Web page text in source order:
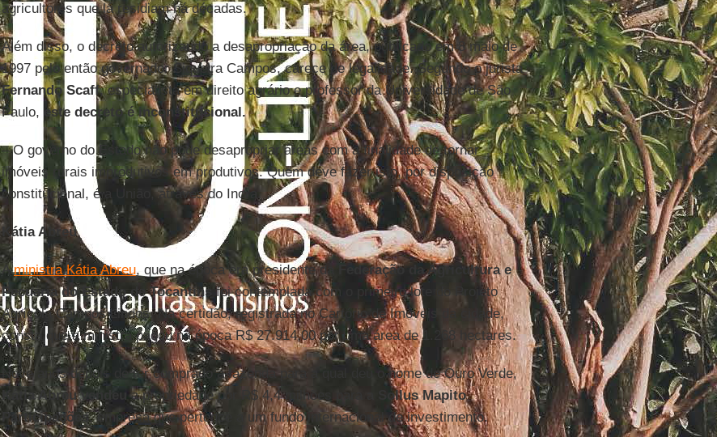
agricultores que lá residiam há décadas.
Além disso, o decreto autorizando a desapropriação da área, publicado em 8 maio de
1997 pelo então governador Siqueira Campos, carece de legalidade. Segundo o jurista
Fernando Scaff, especialista em direito agrário e professor da Universidade de São
Paulo, este decreto é inconstitucional.
– O governo do Estado não pode desapropriar áreas com a finalidade de tornar
imóveis rurais improdutivos em produtivos. Quem deve fazer isto, por disposição
constitucional, é a União, através do Incra.
Kátia Abreu
Aministra Kátia Abreu, que na época era presidente da
Federação da Agricultura e
Pecuária do Estado de Tocantins foi contemplada com o primeiro lote do Projeto
Agrícola Campos Lindos. Na certidão, registrada no Cartório de Imóveis da cidade,
consta que a ministra pagou na época R$ 27.914,00 por uma área de 1.268 hectares.
Nove anos depois de ter comprado a fazenda para a qual deu o nome de Ouro Verde,
Kátia Abreu vendeu
a propriedade por R$ 4,4 milhões para a
Sollus Mapito
Participações, empresa que pertence a um fundo internacional de investimento.